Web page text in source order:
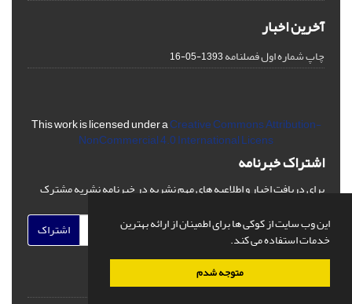
این وب سایت از کوکی ها برای اطمینان از ارائه بهترین
خدمات استفاده می کند.
متوجه شدم
آخرین اخبار
چاپ شماره اول فصلنامه1393-05-16
This work is licensed under aCreative Commons Attribution-
NonCommercial 4.0 International Licens
اشتراک خبرنامه
برای دریافت اخبار و اطلاعیه های مهم نشریه در خبرنامه نشریه مشترک
اشتراک